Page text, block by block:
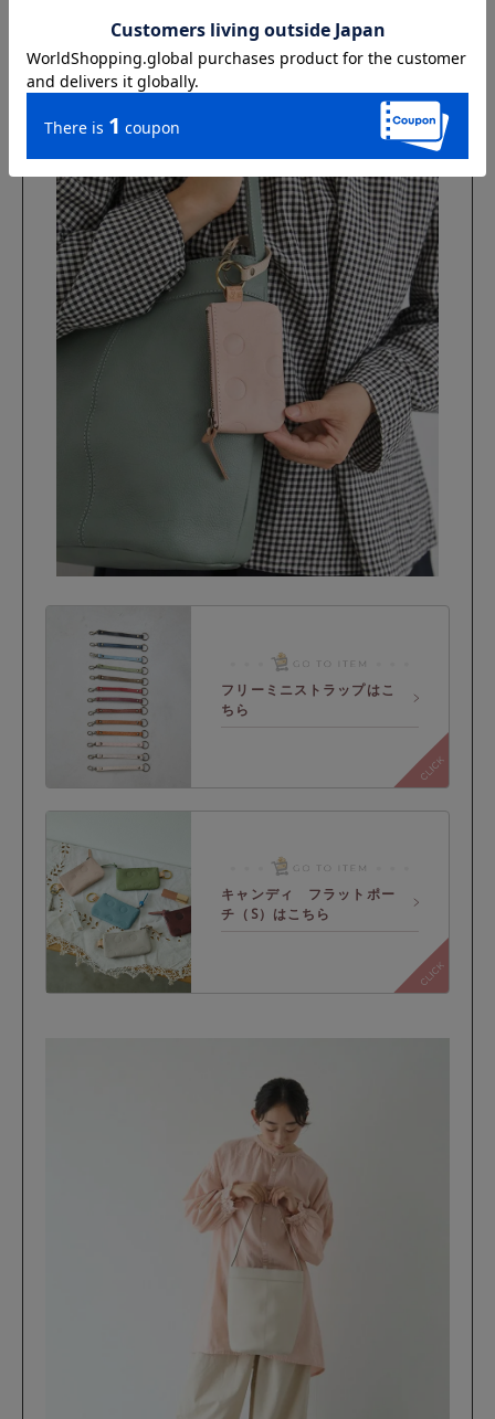
ーリングをぶら下げて便利なアクセントに。同色系や違う
カラーであわせて組み合わせを楽しんで♪
フリーミニストラップはこ
ちら
キャンディ フラットポー
チ（S）はこちら